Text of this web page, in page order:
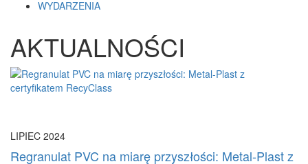
WYDARZENIA
AKTUALNOŚCI
LIPIEC 2024
Regranulat PVC na miarę przyszłości: Metal-Plast z